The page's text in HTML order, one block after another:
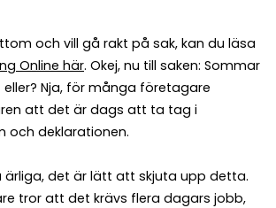
och vill gå rakt på sak, kan du läsa
Online här. Okej, nu till saken: Sommar
Nja, för många företagare
att det är dags att ta tag i
och deklarationen.
ärliga, det är lätt att skjuta upp detta.
tror att det krävs flera dagars jobb,